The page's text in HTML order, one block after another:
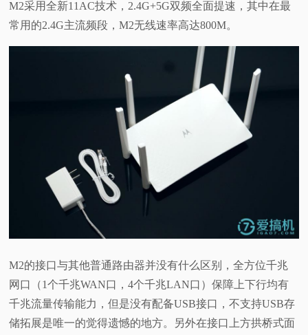
M2采用全新11AC技术，2.4G+5G双频全面提速，其中在最
常用的2.4G主流频段，M2无线速率高达800M。
M2的接口与其他普通路由器并没有什么区别，全方位千兆
网口（1个千兆WAN口，4个千兆LAN口）保障上下行均有
千兆流量传输能力，但是没有配备USB接口，不支持USB存
储拓展是唯一的觉得遗憾的地方。另外在接口上方拱桥式面